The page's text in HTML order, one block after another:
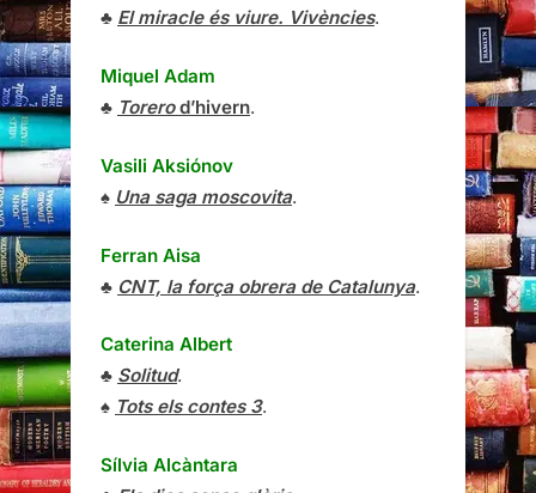
♣ El miracle és viure. Vivències.
Miquel Adam
♣ Torerod’hivern.
Vasili Aksiónov
♠ Una saga moscovita.
Ferran Aisa
♣ CNT, la força obrera de Catalunya.
Caterina Albert
♣ Solitud.
♠ Tots els contes 3.
Sílvia Alcàntara